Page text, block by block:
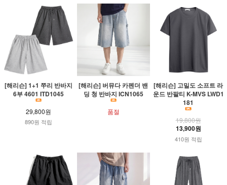
[해리슨] 1+1 쭈리 반바지
6부 4601 ITD1045
29,800원
890원 적립
[해리슨] 버뮤다 카펜더 밴
딩 청 반바지 ICN1065
품절
[해리슨] 고밀도 소프트 라
운드 반팔티 K-MVS LWD1
181
19,800원
13,900원
410원 적립